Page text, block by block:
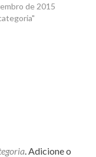
de 2015
. Adicione o